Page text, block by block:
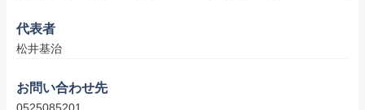
代表者
松井基治
お問い合わせ先